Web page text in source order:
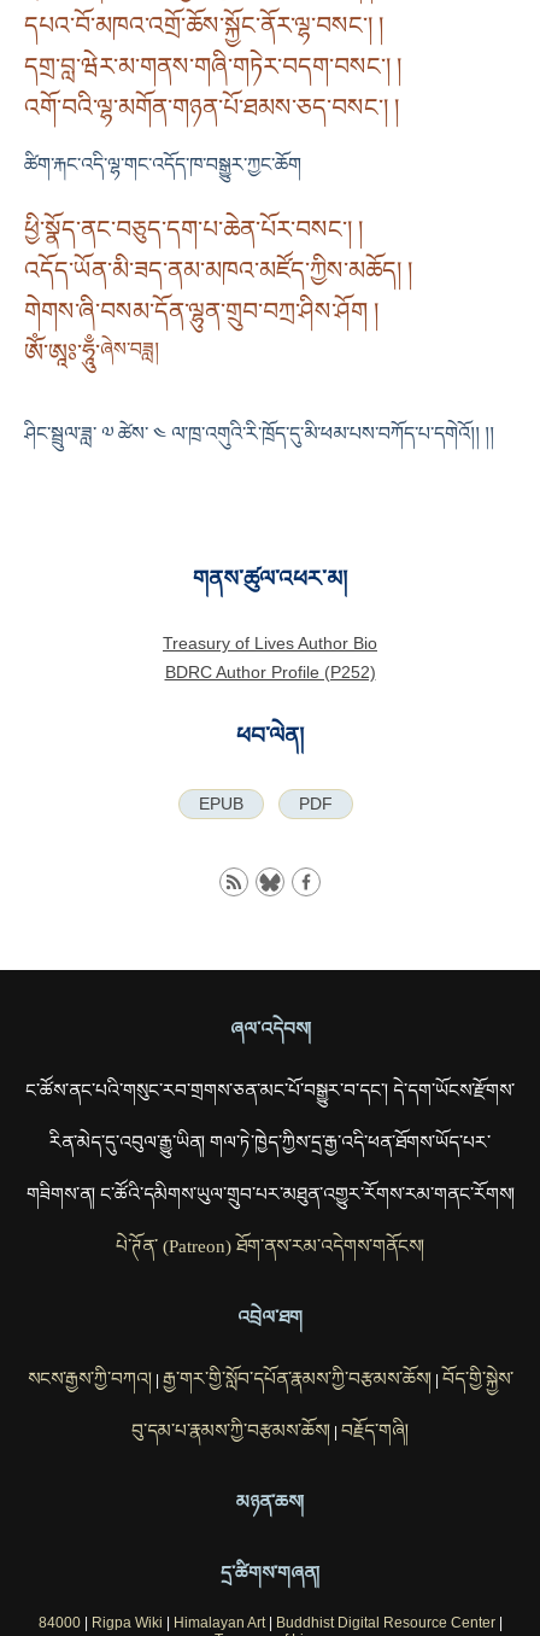
དཔའ་བོ་མཁའ་འགྲོ་ཆོས་སྐྱོང་ནོར་ལྷ་བསང་། །
དགྲ་བླ་ཝེར་མ་གནས་གཞི་གཏེར་བདག་བསང་། །
འགོ་བའི་ལྷ་མགོན་གཉན་པོ་ཐམས་ཅད་བསང་། །
ཚིག་རྐང་འདི་ལྷ་གང་འདོད་ཁ་བསྒྱུར་ཀྱང་ཆོག
ཕྱི་སྣོད་ནང་བཅུད་དག་པ་ཆེན་པོར་བསང་། །
འདོད་ཡོན་མི་ཟད་ནམ་མཁའ་མཛོད་ཀྱིས་མཆོད། །
གེགས་ཞི་བསམ་དོན་ལྷུན་གྲུབ་བཀྲ་ཤིས་ཤོག །
ཨོཾ་ཨཱཿ་ཧཱུྃ་ཞེས་བཟླ།
ཤིང་སྦྲུལ་ཟླ་ ༧ ཚེས་ ༤ ལ་ཁྲ་འགུའི་རི་ཁྲོད་དུ་མི་ཕམ་པས་བཀོད་པ་དགེའོ།། །།
གནས་ཚུལ་འཕར་མ།
Treasury of Lives Author Bio
BDRC Author Profile (P252)
ཕབ་ལེན།
EPUB PDF
ཞལ་འདེབས།
ང་ཚོས་ནང་པའི་གསུང་རབ་གྲགས་ཅན་མང་པོ་བསྒྱུར་བ་དང་། དེ་དག་ཡོངས་རྫོགས་
རིན་མེད་དུ་འབུལ་རྒྱུ་ཡིན། གལ་ཏེ་ཁྱེད་ཀྱིས་དྲ་རྒྱ་འདི་ཕན་ཐོགས་ཡོད་པར་
གཟིགས་ན། ང་ཚོའི་དམིགས་ཡུལ་གྲུབ་པར་མཐུན་འགྱུར་རོགས་རམ་གནང་རོགས།
པེ་ཊོན་ (Patreon) ཐོག་ནས་རམ་འདེགས་གནོངས།
འབྲེལ་ཐག
སངས་རྒྱས་ཀྱི་བཀའ། རྒྱ་གར་གྱི་སློབ་དཔོན་རྣམས་ཀྱི་བརྩམས་ཆོས། བོད་གྱི་སྐྱེས་
བུ་དམ་པ་རྣམས་ཀྱི་བརྩམས་ཆོས། བརྗོད་གཞི།
མཉན་ཆས།
དྲ་ཚིགས་གཞན།
84000| Rigpa Wiki Himalayan Art| Buddhist Digital Resource Center|